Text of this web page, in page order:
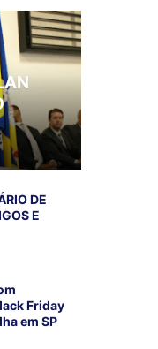
DE
E
Friday
em SP